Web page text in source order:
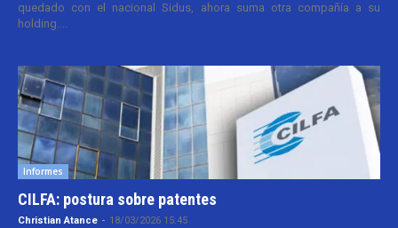
quedado con el nacional Sidus, ahora suma otra compañía a su
holding....
Informes
CILFA: postura sobre patentes
Christian Atance - 18/03/2026 15:45